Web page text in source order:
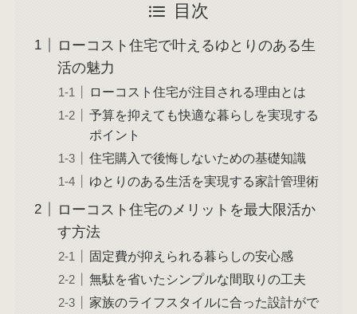
目次
ローコスト住宅で叶えるゆとりのある生
活の魅力
ローコスト住宅が注目される理由とは
予算を抑えても快適な暮らしを実現する
ポイント
住宅購入で後悔しないための基礎知識
ゆとりのある生活を実現する家計管理術
ローコスト住宅のメリットを最大限活か
す方法
固定費が抑えられる暮らしの安心感
無駄を省いたシンプルな間取りの工夫
家族のライフスタイルに合った設計がで